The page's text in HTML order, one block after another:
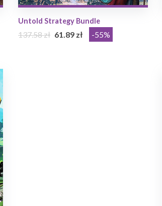
Untold Strategy Bundle
137.58 zł 61.89 zł -55%